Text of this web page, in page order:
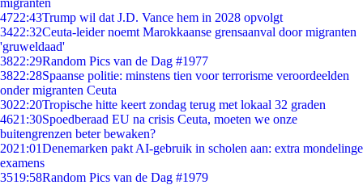
migranten
4722:43Trump wil dat J.D. Vance hem in 2028 opvolgt
3422:32Ceuta-leider noemt Marokkaanse grensaanval door migranten
'gruweldaad'
3822:29Random Pics van de Dag #1977
3822:28Spaanse politie: minstens tien voor terrorisme veroordeelden
onder migranten Ceuta
3022:20Tropische hitte keert zondag terug met lokaal 32 graden
4621:30Spoedberaad EU na crisis Ceuta, moeten we onze
buitengrenzen beter bewaken?
2021:01Denemarken pakt AI-gebruik in scholen aan: extra mondelinge
examens
3519:58Random Pics van de Dag #1979